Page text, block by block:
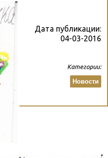
Дата публикации:
04-03-2016
Категории:
Новости